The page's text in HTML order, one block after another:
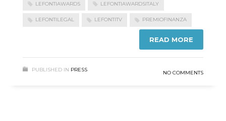
LEFONTIAWARDS LEFONTIAWARDSITALY
LEFONTILEGAL LEFONTITV PREMIOFINANZA
READ MORE
PUBLISHED IN PRESS NO COMMENTS